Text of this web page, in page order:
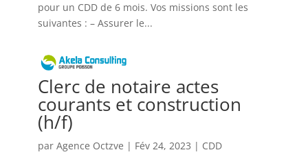
pour un CDD de 6 mois. Vos missions sont les
suivantes : – Assurer le...
Clerc de notaire actes
courants et construction
(h/f)
par Agence Octzve | Fév 24, 2023 | CDD